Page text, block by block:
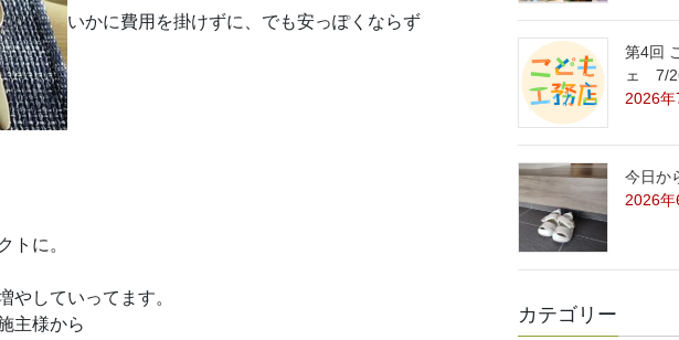
いかに費用を掛けずに、でも安っぽくならず
トに。
やしていってます。
主様から
第4回
ェ 7/
2026年
今日か
2026年
カテゴリー